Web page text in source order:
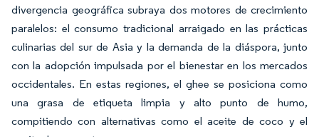
divergencia geográfica subraya dos motores de crecimiento
paralelos: el consumo tradicional arraigado en las prácticas
culinarias del sur de Asia y la demanda de la diáspora, junto
con la adopción impulsada por el bienestar en los mercados
occidentales. En estas regiones, el ghee se posiciona como
una grasa de etiqueta limpia y alto punto de humo,
compitiendo con alternativas como el aceite de coco y el